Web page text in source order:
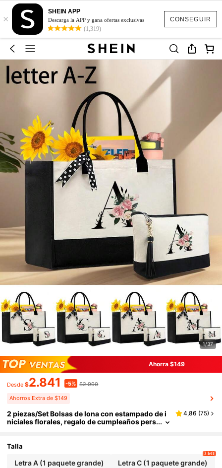
CONSEGUIR
×
SHEIN APP
Descarga la APP y gana ofertas exclusivas
(1,319)
1/37
Ahorra $149
Desde $2.841 -5% $2.990
Ahorros Extra de $149
2 piezas/Set Bolsas de lona con estampado de i
niciales florales, regalo de cumpleaños pers
l Maestro, bolsa de playa con pañuelo, bolsa de
s, bolsa de maquillaje de viaje, regalo para maes
4,86 (75)
Talla
Letra A (1 paquete grande) Letra C (1 paquete grande)
3 left